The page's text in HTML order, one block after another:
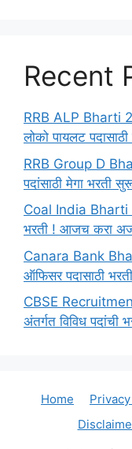
Recent
RRB ALP Bharti
लोको पायलट
RRB Group D
पदांसाठी मेगा भरती
Coal India Bharti
भरती ! आजच करा
Canara Bank
ऑफिसर पदासाठी
CBSE
अंतर्गत विविध पदांची
Home